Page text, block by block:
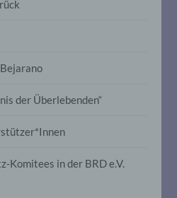
der Überlebenden“
Komitees in der BRD e.V.
Art der automatisierten
dass diese
persönliche
auf eine natürliche